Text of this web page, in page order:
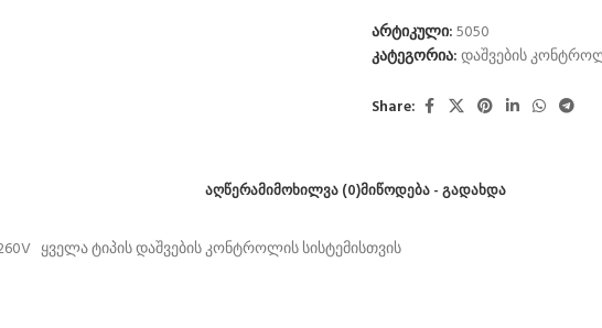
არტიკული:5050
კატეგორია:დაშვების
Share:
ᲐᲦᲬᲔᲠᲐᲛᲘᲛᲝᲮᲘᲚᲕᲐ (0)ᲛᲘᲬᲝᲓᲔᲑᲐ - ᲒᲐᲓᲐᲮᲓᲐ
ყველა ტიპის დაშვების კონტროლის სისტემისთვის